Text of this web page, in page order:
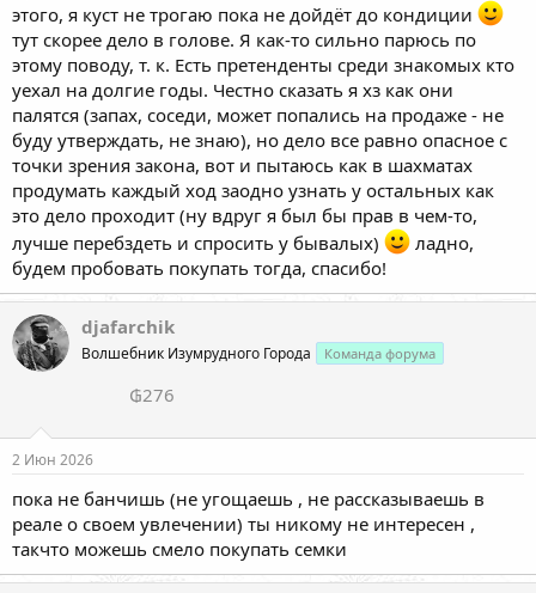
этого, я куст не трогаю пока не дойдёт до кондиции
тут скорее дело в голове. Я как-то сильно парюсь по
этому поводу, т. к. Есть претенденты среди знакомых кто
уехал на долгие годы. Честно сказать я хз как они
палятся (запах, соседи, может попались на продаже - не
буду утверждать, не знаю), но дело все равно опасное с
точки зрения закона, вот и пытаюсь как в шахматах
продумать каждый ход заодно узнать у остальных как
это дело проходит (ну вдруг я был бы прав в чем-то,
лучше перебздеть и спросить у бывалых)
ладно,
будем пробовать покупать тогда, спасибо!
djafarchik
Волшебник Изумрудного Города Команда форума
₲276
2 Июн 2026
пока не банчишь (не угощаешь , не рассказываешь в
реале о своем увлечении) ты никому не интересен ,
такчто можешь смело покупать семки